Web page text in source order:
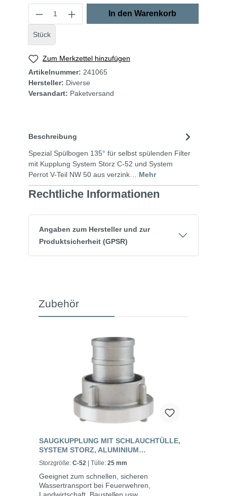
Stück
In den Warenkorb
Zum Merkzettel hinzufügen
Artikelnummer: 241065
Hersteller: Diverse
Versandart: Paketversand
Beschreibung
Spezial Spülbogen 135° für selbst spülenden Filter
mit Kupplung System Storz C-52 und System
Perrot V-Teil NW 50 aus verzink… Mehr
Rechtliche Informationen
Angaben zum Hersteller und zur
Produktsicherheit (GPSR)
Zubehör
SAUGKUPPLUNG MIT SCHLAUCHTÜLLE,
SYSTEM STORZ, ALUMINIUM
GESCHMIEDET
Storzgröße: C-52 | Tülle: 25 mm
Geeignet zum schnellen, sicheren
Wassertransport bei Feuerwehren,
Landwirtschaft, Baustellen usw.